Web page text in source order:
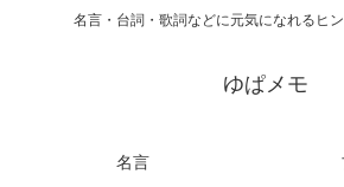
名言・台詞・歌詞などに元気になれるヒ
ゆぱメモ
名言